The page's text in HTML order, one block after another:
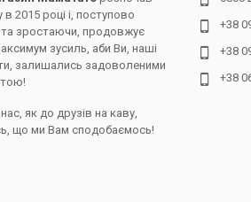
Лосіни та
можна
2015 році і, поступово
зростаючи, продовжує
зусиль, аби Ви, наші
залишались задоволеними
як до друзів на каву,
що ми Вам сподобаємось!
+38
+38
+38